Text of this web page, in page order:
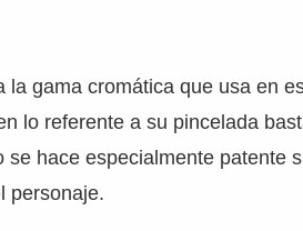
gama cromática que usa en
lo referente a su pincelada
hace especialmente patente
personaje.